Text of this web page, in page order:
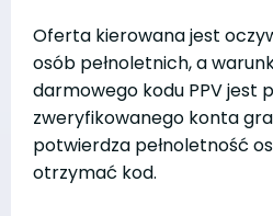
Oferta kierowana jest
osób pełnoletnich, a
darmowego kodu PPV jest
zweryfikowanego konta
potwierdza pełnoletność
otrzymać kod.